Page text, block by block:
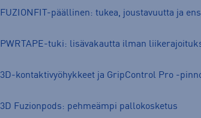
FUZIONFIT-päällinen: tukea, joustavuutta ja
PWRTAPE-tuki: lisävakautta ilman
3D-kontaktivyöhykkeet ja GripControl Pro -
3D Fuzionpods: pehmeämpi pallokosketus